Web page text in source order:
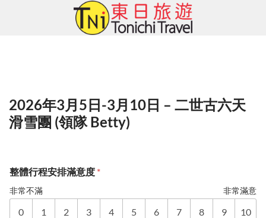
2026年3月5日-3月10日 – 二世古六天
滑雪團 (領隊 Betty)
整體行程安排滿意度 *
非常不滿 非常滿意
0 1 2 3 4 5 6 7 8 9 10